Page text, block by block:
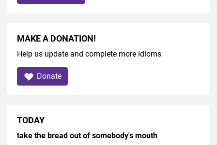
MAKE A DONATION!
Help us update and complete more idioms
Donate
TODAY
take the bread out of somebody's mouth